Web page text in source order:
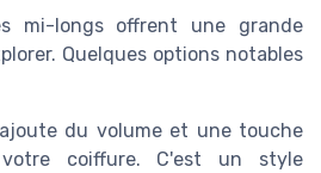
mi-longs offrent une grande
Quelques options notables
du volume et une touche
coiffure. C'est un style